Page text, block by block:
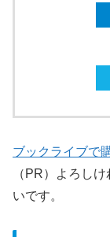
ブックライブで
（PR）よろし
いです。